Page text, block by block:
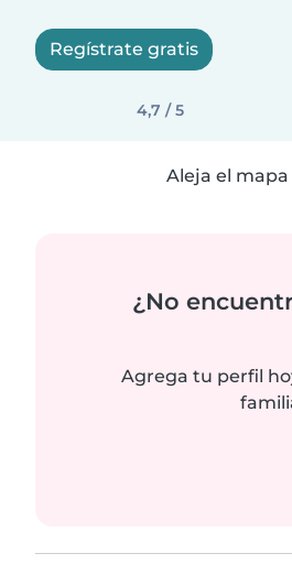
Regístrate gratis
4,7 / 5
Aleja el
¿No
Agrega tu perfil